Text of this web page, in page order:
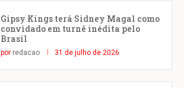
Gipsy Kings terá Sidney Magal como
convidado em turnê inédita pelo
Brasil
por redacao 31 de julho de 2026